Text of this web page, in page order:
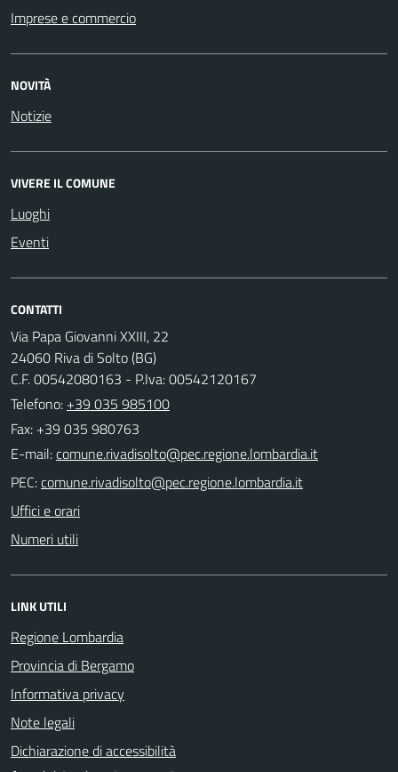
Imprese e commercio
NOVITÀ
Notizie
VIVERE IL COMUNE
Luoghi
Eventi
CONTATTI
Via Papa Giovanni XXIII, 22
24060 Riva di Solto (BG)
C.F. 00542080163 - P.Iva: 00542120167
Telefono: +39 035 985100
Fax: +39 035 980763
E-mail:
PEC:
Uffici e orari
Numeri utili
LINK UTILI
Regione Lombardia
Provincia di Bergamo
Informativa privacy
Note legali
Dichiarazione di accessibilità